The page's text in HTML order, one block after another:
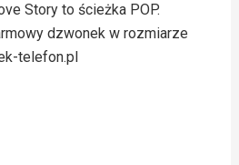
Story to ścieżka POP.
dzwonek w rozmiarze
telefon.pl